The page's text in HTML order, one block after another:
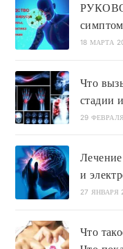
18 МАРТА
Что
стадии
29
и
27 ЯНВАРЯ
Что